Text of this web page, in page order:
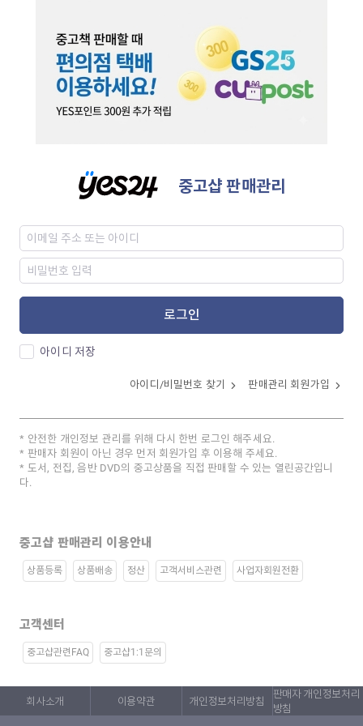
중고샵 판매관리
로그인
아이디 저장
아이디/비밀번호 찾기 판매관리 회원가입
안전한 개인정보 관리를 위해 다시 한번 로그인 해주세요.
판매자 회원이 아닌 경우 먼저 회원가입 후 이용해 주세요.
도서, 전집, 음반 DVD의 중고상품을 직접 판매할 수 있는 열린공간입니
다.
중고샵 판매관리 이용안내
상품등록 상품배송 정산 고객서비스관련 사업자회원전환
고객센터
중고샵관련FAQ 중고샵1:1문의
회사소개 이용약관 개인정보처리방침
판매자 개인정보처리
방침